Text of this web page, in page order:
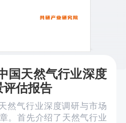
国天然气行业深度
估报告
然气行业深度调研与市场
。首先介绍了天然气行业